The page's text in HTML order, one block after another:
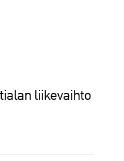
liikevaihto